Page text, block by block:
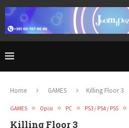
Home GAMES Killing Floor 3
GAMES Opisi PC PS3 / PS4 / PS5
Killing Floor 3